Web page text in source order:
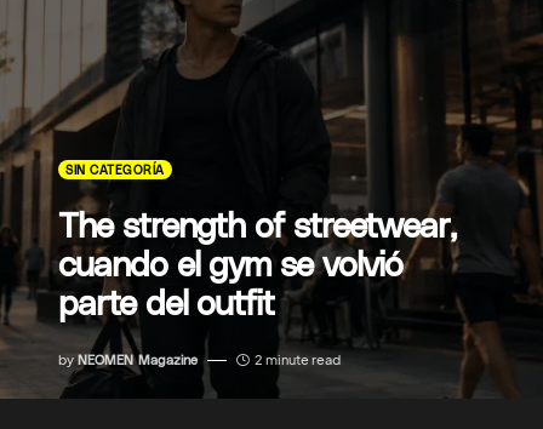
SIN CATEGORÍA
The strength of streetwear,
cuando el gym se volvió
parte del outfit
by NEOMEN Magazine 2 minute read